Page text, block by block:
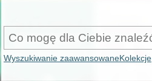
Wyszukiwanie zaawansowaneKolekcje